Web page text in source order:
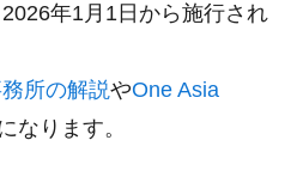
年1月1日から施行され
所の解説やOne Asia
なります。